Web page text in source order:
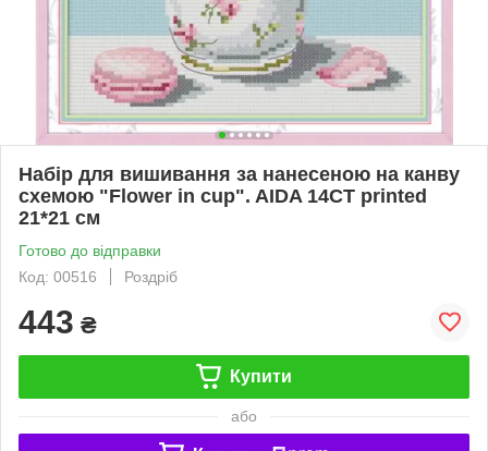
Набір для вишивання за нанесеною на канву
схемою "Flower in cup". AIDA 14CT printed
21*21 см
Готово до відправки
Код: 00516
Роздріб
443 ₴
Купити
або